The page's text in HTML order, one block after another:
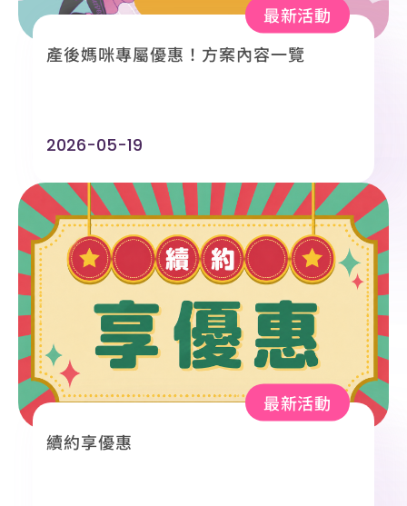
最新活動
產後媽咪專屬優惠！方案內容一覽
2026-05-19
最新活動
續約享優惠